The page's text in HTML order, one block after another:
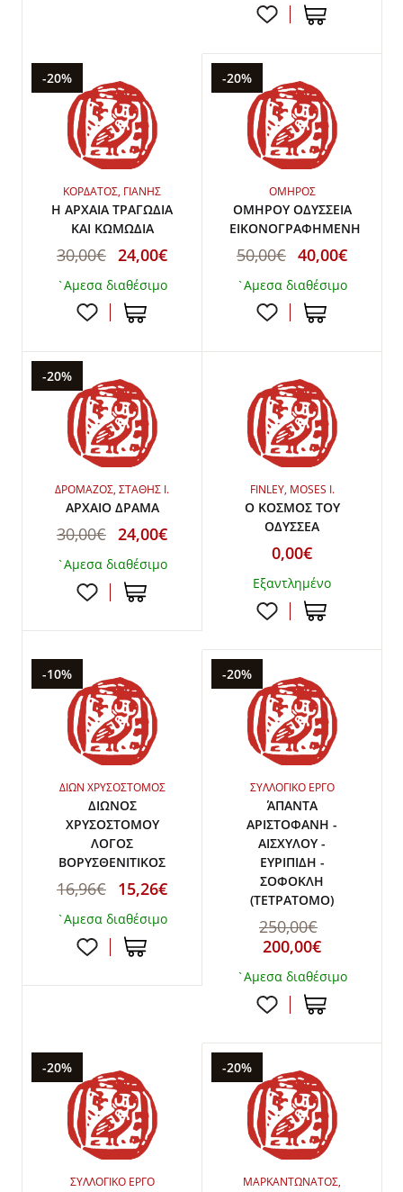
-20%
ΚΟΡΔΑΤΟΣ, ΓΙΑΝΗΣ
Η ΑΡΧΑΙΑ ΤΡΑΓΩΔΙΑ
ΚΑΙ ΚΩΜΩΔΙΑ
30,00€ 24,00€
`Αμεσα διαθέσιμο
-20%
ΟΜΗΡΟΣ
ΟΜΗΡΟΥ ΟΔΥΣΣΕΙΑ
ΕΙΚΟΝΟΓΡΑΦΗΜΕΝΗ
50,00€ 40,00€
`Αμεσα διαθέσιμο
-20%
ΔΡΟΜΑΖΟΣ, ΣΤΑΘΗΣ Ι.
ΑΡΧΑΙΟ ΔΡΑΜΑ
30,00€ 24,00€
`Αμεσα διαθέσιμο
FINLEY, MOSES I.
Ο ΚΟΣΜΟΣ ΤΟΥ
ΟΔΥΣΣΕΑ
0,00€
Εξαντλημένο
-10%
ΔΙΩΝ ΧΡΥΣΟΣΤΟΜΟΣ
ΔΙΩΝΟΣ
ΧΡΥΣΟΣΤΟΜΟΥ
ΛΟΓΟΣ
ΒΟΡΥΣΘΕΝΙΤΙΚΟΣ
16,96€ 15,26€
`Αμεσα διαθέσιμο
-20%
ΣΥΛΛΟΓΙΚΟ ΕΡΓΟ
ΆΠΑΝΤΑ
ΑΡΙΣΤΟΦΑΝΗ -
ΑΙΣΧΥΛΟΥ -
ΕΥΡΙΠΙΔΗ -
ΣΟΦΟΚΛΗ
(ΤΕΤΡΑΤΟΜΟ)
250,00€
200,00€
`Αμεσα διαθέσιμο
-20%
ΣΥΛΛΟΓΙΚΟ ΕΡΓΟ
-20%
ΜΑΡΚΑΝΤΩΝΑΤΟΣ,